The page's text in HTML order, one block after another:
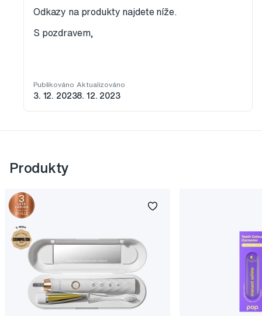
Odkazy na produkty najdete níže.
S pozdravem,
Publikováno
3. 12. 2023
Aktualizováno
8. 12. 2023
Produkty